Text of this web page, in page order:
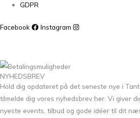
GDPR
Facebook Instagram
NYHEDSBREV
Hold dig opdateret på det seneste nye i
tilmelde dig vores nyhedsbrev her. Vi giver
nyeste events, tilbud og gode idéer til dit